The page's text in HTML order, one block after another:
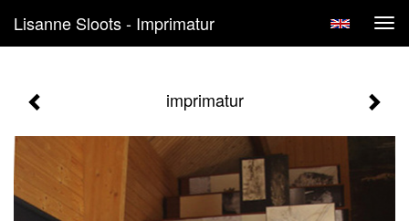
Lisanne Sloots - Imprimatur
imprimatur